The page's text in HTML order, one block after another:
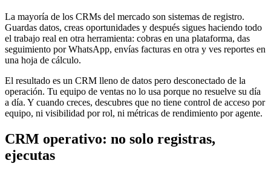
La mayoría de los CRMs del mercado son sistemas de registro.
Guardas datos, creas oportunidades y después sigues haciendo todo
el trabajo real en otra herramienta: cobras en una plataforma, das
seguimiento por WhatsApp, envías facturas en otra y ves reportes en
una hoja de cálculo.
El resultado es un CRM lleno de datos pero desconectado de la
operación. Tu equipo de ventas no lo usa porque no resuelve su día
a día. Y cuando creces, descubres que no tiene control de acceso por
equipo, ni visibilidad por rol, ni métricas de rendimiento por agente.
CRM operativo: no solo registras,
ejecutas